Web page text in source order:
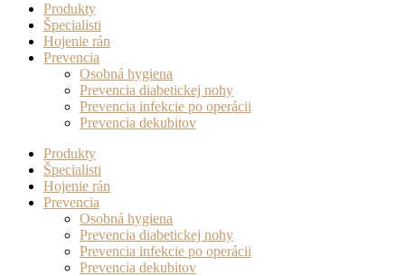
Produkty
Špecialisti
Hojenie rán
Prevencia
Osobná hygiena
Prevencia diabetickej nohy
Prevencia infekcie po operácii
Prevencia dekubitov
Produkty
Špecialisti
Hojenie rán
Prevencia
Osobná hygiena
Prevencia diabetickej nohy
Prevencia infekcie po operácii
Prevencia dekubitov